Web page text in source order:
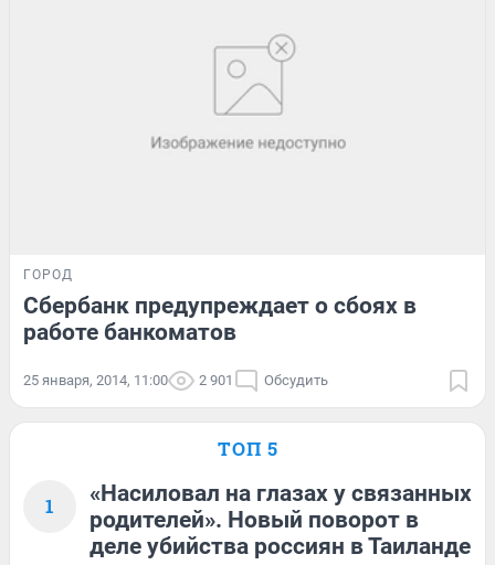
ГОРОД
Сбербанк предупреждает о сбоях в
работе банкоматов
25 января, 2014, 11:00 2 901 Обсудить
ТОП 5
1
«Насиловал на глазах у связанных
родителей». Новый поворот в
деле убийства россиян в Таиланде